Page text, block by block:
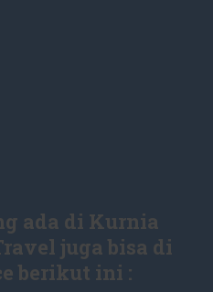
ada di Kurnia
juga bisa di
berikut ini :